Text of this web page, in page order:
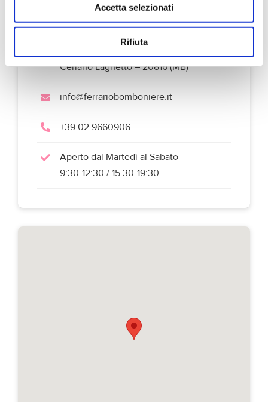
Accetta selezionati
Rifiuta
Informazioni
Ceriano Laghetto – 20816 (MB)
info@ferrariobomboniere.it
+39 02 9660906
Aperto dal Martedì al Sabato
9:30-12:30 / 15.30-19:30